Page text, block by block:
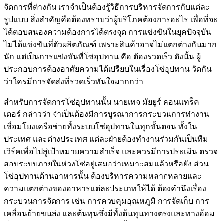
จัดการที่ต่างกัน เราจำเป็นต้องรู้วิธีการบริหารจัดการกับแต่ละ
รูปแบบ สิ่งสำคัญคือต้องทราบว่าผู้บริโภคต้องการอะไร เพื่อที่จะ
ได้ตอบสนองความต้องการได้ตรงจุด การแข่งขันในยุคปัจจุบัน
ไม่ได้แข่งขันที่ตัวผลิตภัณฑ์ เพราะสินค้าอาจไม่แตกต่างกันมาก
นัก แต่เป็นการแข่งขันที่โซ่อุปทาน คือ ต้องรวดเร็ว ดังนั้น ผู้
ประกอบการต้องอาศัยความได้เปรียบในเรื่องโซ่อุปทาน วัดกัน
ว่าใครมีการจัดส่งที่รวดเร็วทันใจมากกว่า
สำหรับการจัดการโซ่อุปทานนั้น นายเทจ มัยยูร์ คอนแทร็ค
เตอร์ กล่าวว่า จำเป็นต้องมีการบูรณาการกระบวนการทำงาน
เชื่อมโยงเครือข่ายทั้งระบบโซ่อุปทานในทุกขั้นตอน ทั้งใน
ประเทศ และต่างประเทศ แต่ละฝ่ายต้องทำงานร่วมกันเป็นทีม
เวิร์คเพื่อไปสู่เป้าหมายความสำเร็จ และควรมีการประเมิน ตรวจ
สอบระบบภายในห่วงโซ่อยู่เสมอว่าเหมาะสมแล้วหรือยัง ส่วน
โซ่อุปทานด้านอาหารนั้น ต้องบริหารความหลากหลายและ
ความแตกต่างของอาหารแต่ละประเภทให้ได้ ต้องคำนึงเรื่อง
กระบวนการจัดการ เช่น การควบคุมอุณหภูมิ การจัดเก็บ การ
เคลื่อนย้ายขนส่ง และต้นทุนซึ่งมีทั้งต้นทุนทางตรงและทางอ้อม